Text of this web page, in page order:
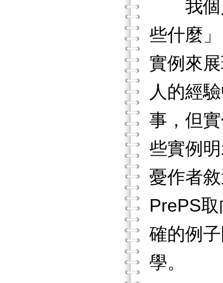
我個人
些什麼
實例來
人的經
事，但
些實例
憂作者
PrePS
確的例
學。